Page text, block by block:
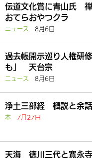
伝道文化賞に青山氏
おてらおやつクラ
ニュース 8月6日
過去帳開示巡り人権研
も」 天台宗
ニュース 8月6日
浄土三部経 概説と余
本 7月27日
天海 徳川三代と寛永